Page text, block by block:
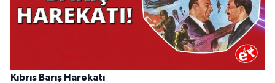
Kıbrıs Barış Harekatı